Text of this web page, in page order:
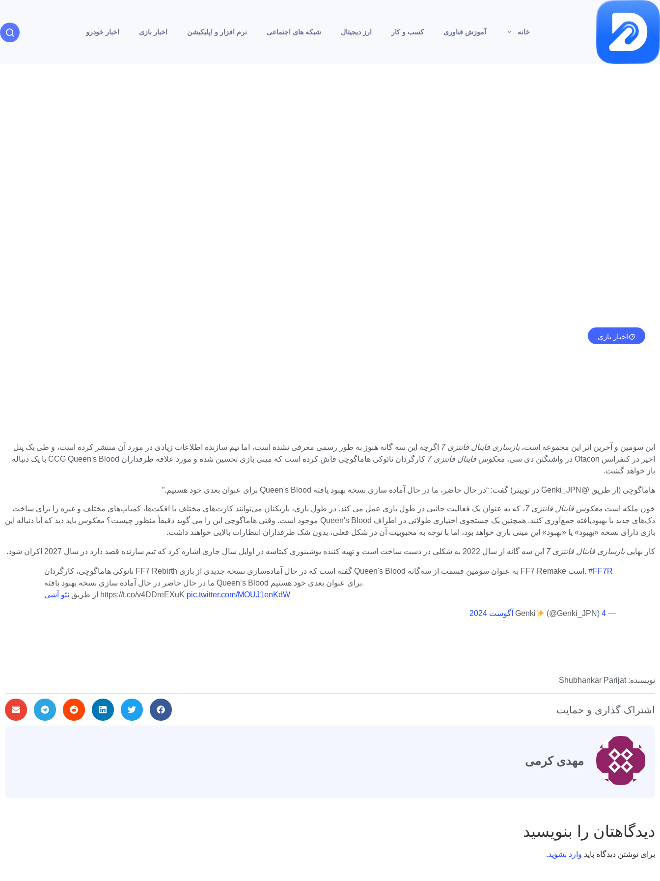
خانه آموزش فناوری کسب و کار ارز دیجیتال شبکه های اجتماعی نرم افزار و اپلیکیشن اخبار بازی اخبار خودرو
اخبار بازی
این سومین و آخرین اثر این مجموعه است، بازسازی فاینال فانتزی 7
اگرچه این سه گانه هنوز به طور رسمی معرفی نشده است، اما تیم سازنده اطلاعات زیادی در مورد آن منتشر کرده است، و طی یک پنل
اخیر در کنفرانس Otacon در واشنگتن دی سی،
معکوس فاینال فانتزی 7
کارگردان نائوکی هاماگوچی فاش کرده است که مینی بازی تحسین شده و مورد علاقه طرفداران CCG Queen's Blood با یک دنباله
باز خواهد گشت.
هاماگوچی (از طریق @Genki_JPN در توییتر) گفت: “در حال حاضر، ما در حال آماده سازی نسخه بهبود یافته Queen's Blood برای عنوان بعدی خود هستیم.”
خون ملکه است معکوس فاینال فانتزی 7 ، که به عنوان یک فعالیت جانبی در طول بازی عمل می کند. در طول بازی، بازیکنان می‌توانند کارت‌های مختلف با افکت‌ها، کمیاب‌های مختلف و غیره را برای ساخت
دک‌های جدید یا بهبودیافته جمع‌آوری کنند. همچنین یک جستجوی اختیاری طولانی در اطراف Queen's Blood موجود است. وقتی هاماگوچی این را می گوید دقیقاً منظور چیست؟
معکوس باید دید که آیا دنباله این
بازی دارای نسخه «بهبود» یا «بهبود» این مینی بازی خواهد بود، اما با توجه به محبوبیت آن در شکل فعلی، بدون شک طرفداران انتظارات بالایی خواهند داشت.
کار نهایی بازسازی فاینال فانتزی 7 این سه گانه از سال 2022 به شکلی در دست ساخت است و تهیه کننده یوشینوری کیتاسه در اوایل سال جاری اشاره کرد که تیم سازنده قصد دارد در سال 2027 اکران شود.
نائوکی هاماگوچی، کارگردان FF7 Rebirth گفته است که در حال آماده‌سازی نسخه جدیدی از بازی Queen's Blood به عنوان سومین قسمت از سه‌گانه FF7 Remake است. #FF7R
ما در حال حاضر در حال آماده سازی نسخه بهبود یافته Queen’s Blood برای عنوان بعدی خود هستیم.
از طريق نئو آشی https://t.co/v4DDreEXuK pic.twitter.com/MOUJ1enKdW
— Genki
(@Genki_JPN) 4 آگوست 2024
نویسنده: Shubhankar Parijat
اشتراک گذاری و حمایت
مهدی کرمی
دیدگاهتان را بنویسید
برای نوشتن دیدگاه باید وارد بشوید.